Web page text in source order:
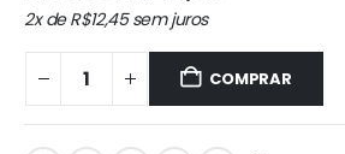
preço
original
era:
R$29,90.
é:
R$24,90.
2x deR$12,45sem juros
COMPRAR